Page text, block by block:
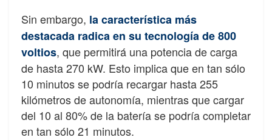
Sin embargo, la característica más
destacada radica en su tecnología de 800
voltios, que permitirá una potencia de carga
de hasta 270 kW. Esto implica que en tan sólo
10 minutos se podría recargar hasta 255
kilómetros de autonomía, mientras que cargar
del 10 al 80% de la batería se podría completar
en tan sólo 21 minutos.